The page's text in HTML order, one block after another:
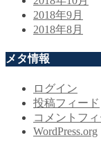
2018年9月
2018年8月
メタ情報
ログイン
投稿フィード
コメントフ
WordPress.org